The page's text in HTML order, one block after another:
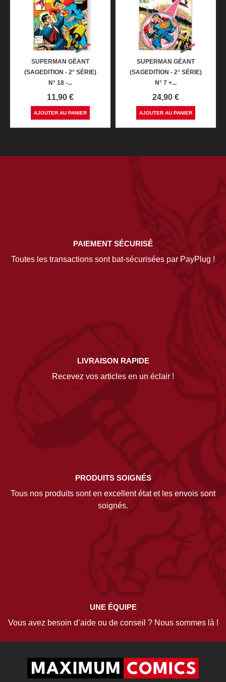
SUPERMAN GÉANT
(SAGEDITION - 2° SÉRIE)
N° 18 -...
Prix
11,90 €
AJOUTER AU PANIER
SUPERMAN GÉANT
(SAGEDITION - 2° SÉRIE)
N° 7 +...
Prix
24,90 €
AJOUTER AU PANIER
PAIEMENT SÉCURISÉ
Toutes les transactions sont bat-sécurisées par PayPlug !
LIVRAISON RAPIDE
Recevez vos articles en un éclair !
PRODUITS SOIGNÉS
Tous nos produits sont en excellent état et les envois sont
soignés.
UNE ÉQUIPE
Vous avez besoin d’aide ou de conseil ? Nous sommes là !